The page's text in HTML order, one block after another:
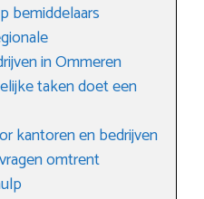
bemiddelaars
in Ommeren
taken doet een
kantoren en bedrijven
omtrent